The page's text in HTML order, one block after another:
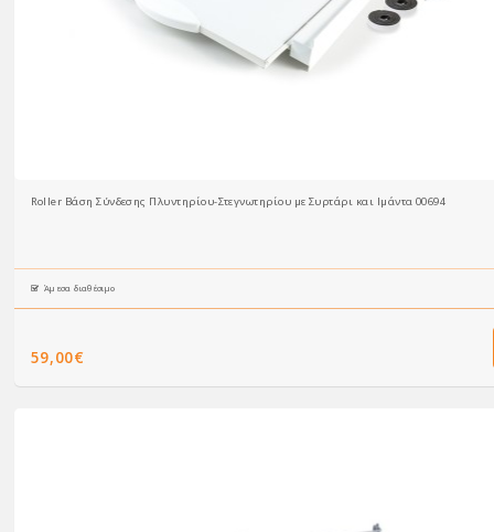
Roller Βάση Σύνδεσης Πλυντηρίου-Στεγνωτηρίου με Συρτάρι και Ιμάντα 00694
Άμεσα διαθέσιμο
59,00€